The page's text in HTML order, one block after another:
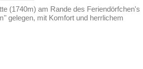
(1740m) am Rande des Feriendörfchen's
gelegen, mit Komfort und herrlichem